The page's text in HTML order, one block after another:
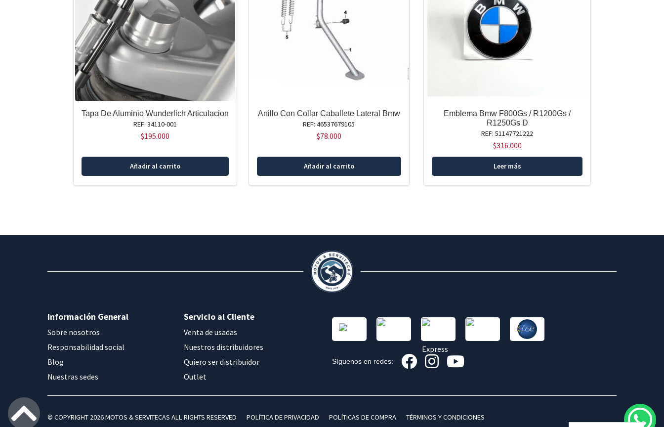
Tapa De Aluminio Wunderlich Articulacion
REF: 34110-001
$195.000
Añadir al carrito
Anillo Con Collar Caballete Lateral Bmw
REF: 46537679105
$78.000
Añadir al carrito
Emblema Bmw F800Gs / R1200Gs /
R1250Gs D
REF: 51147721222
$316.000
Leer más
Información General
Sobre nosotros
Responsabilidad social
Blog
Nuestras sedes
Servicio al Cliente
Venta de usadas
Nuestros distribuidores
Quiero ser distribuidor
Outlet
Síguenos en redes:
© COPYRIGHT 2026 MOTOS & SERVITECAS ALL RIGHTS RESERVED POLÍTICA DE PRIVACIDAD POLÍTICAS DE COMPRA TÉRMINOS Y CONDICIONES